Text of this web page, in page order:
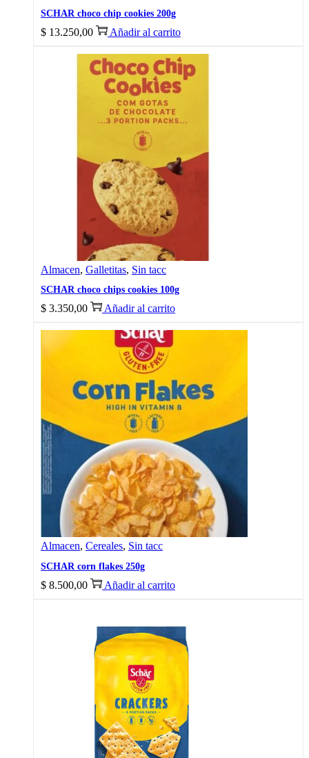
SCHAR choco chip cookies 200g
$ 13.250,00 Añadir al carrito
Almacen, Galletitas, Sin tacc
SCHAR choco chips cookies 100g
$ 3.350,00 Añadir al carrito
Almacen, Cereales, Sin tacc
SCHAR corn flakes 250g
$ 8.500,00 Añadir al carrito